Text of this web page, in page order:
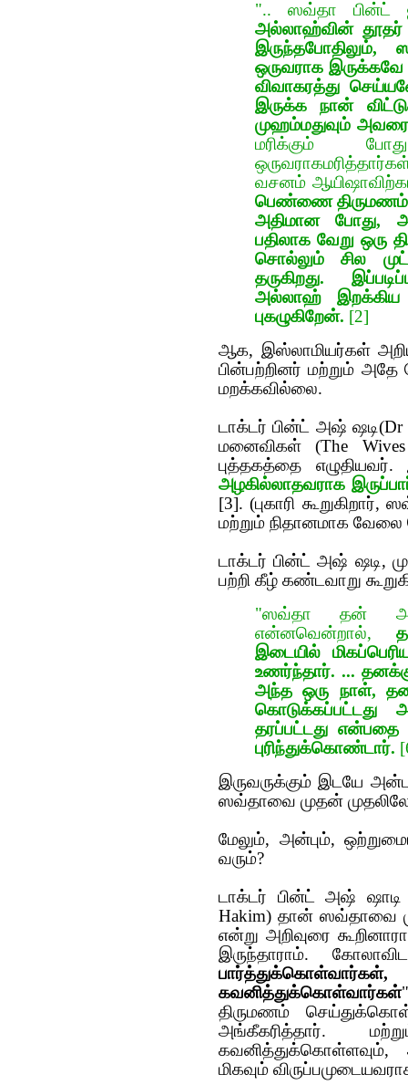
".. ஸவ்தா பின்ட்
அல்லாஹ்வின் தூதர்
இருந்தபோதிலும்,
ஒருவராக
விவாகரத்து
இருக்க நான்
முஹம்மதுவும்
மரிக்கும்
வ‌ச‌ன‌ம்
பெண்ணை திரும‌ண‌ம்
அதிமான போது,
பதிலாக வேறு ஒரு
சொல்லும் சில
தருகிறது.
அல்லாஹ்
புகழுகிறேன். [2]
ஆக‌, இஸ்லாமியர்கள்
பின்ப‌ற்றின‌ர் ம‌ற்றும்
ம‌றக்க‌வில்லை.
டாக்ட‌ர் பின்ட் அஷ்
ம‌னைவிகள் (The
புத்த‌க‌த்தை
அழ‌கில்லாத‌வ‌ராக‌
[3]. (புகாரி
ம‌ற்றும் நிதான‌மாக‌
டாக்ட‌ர் பின்ட் அஷ் ஷடி,
பற்றி கீழ் கண்டவாறு
"ஸவ்தா தன்
என்னவென்றால்,
இடையில்
உணர்ந்தார். ...
அந்த ஒரு நாள்,
கொடுக்கப்பட்டது
தரப்பட்டது என்பதை
புரிந்துக்கொண்டார்.
இருவருக்கும் இடயே
ஸவ்தாவை முதன்
மேலும், அன்பும்,
வரும்?
டாக்ட‌ர் பின்ட் அஷ் ஷாடி
Hakim) தான் ஸவ்தாவை
என்று அறிவுரை
இருந்தாராம்.
க‌வ‌னித்துக்கொள்வார்க‌ள்
திரும‌ண‌ம்
அங்கீக‌ரித்தார்.
மிக‌வும்